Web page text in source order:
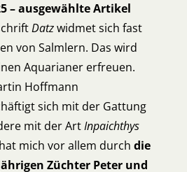
– ausgewählte Artikel
Datzwidmet sich fast
von Salmlern. Das wird
Aquarianer erfreuen.
Hoffmann
sich mit der Gattung
mit der ArtInpaichthys
mich vor allem durch die
Züchter Peter und